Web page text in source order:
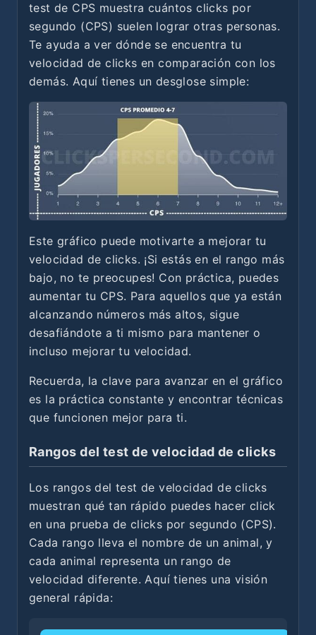
test de CPS muestra cuántos clicks por
segundo (CPS) suelen lograr otras personas.
Te ayuda a ver dónde se encuentra tu
velocidad de clicks en comparación con los
demás. Aquí tienes un desglose simple:
Este gráfico puede motivarte a mejorar tu
velocidad de clicks. ¡Si estás en el rango más
bajo, no te preocupes! Con práctica, puedes
aumentar tu CPS. Para aquellos que ya están
alcanzando números más altos, sigue
desafiándote a ti mismo para mantener o
incluso mejorar tu velocidad.
Recuerda, la clave para avanzar en el gráfico
es la práctica constante y encontrar técnicas
que funcionen mejor para ti.
Rangos del test de velocidad de clicks
Los rangos del test de velocidad de clicks
muestran qué tan rápido puedes hacer click
en una prueba de clicks por segundo (CPS).
Cada rango lleva el nombre de un animal, y
cada animal representa un rango de
velocidad diferente. Aquí tienes una visión
general rápida: